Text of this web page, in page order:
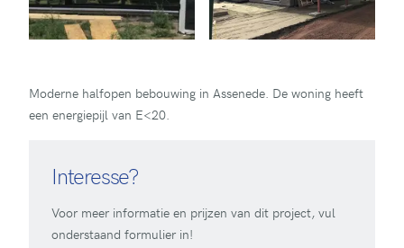
Moderne halfopen bebouwing in Assenede. De woning heeft
een energiepijl van E<20.
Interesse?
Voor meer informatie en prijzen van dit project, vul
onderstaand formulier in!